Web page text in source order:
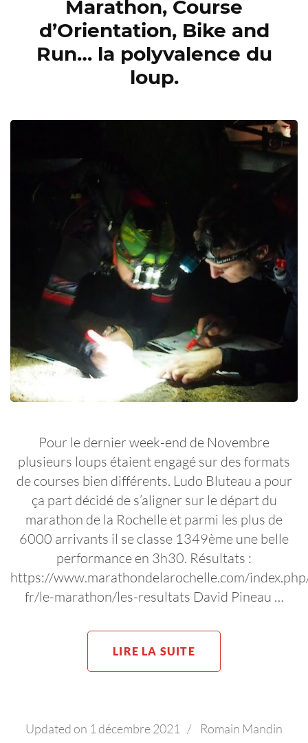
Marathon, Course
d’Orientation, Bike and
Run… la polyvalence du
loup.
Pour le dernier week-end de Novembre
plusieurs loups étaient engagé sur des formats
de courses bien différents. Ludo Bluteau a pour
ça part décidé de s’aligner sur le départ du
marathon de la Rochelle et parmi les plus de
6000 arrivants il se classe 1349ème une belle
performance en 3h30. Résultats :
https://www.marathondelarochelle.com/
fr/le-marathon/les-resultats David Pineau …
LIRE LA SUITE
Updated on 1 décembre 2021 / Romain Mandin